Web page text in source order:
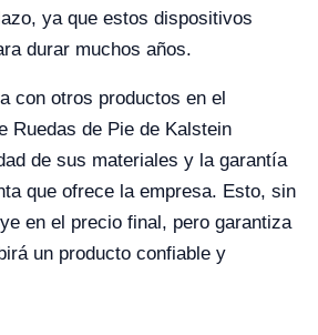
ya que estos dispositivos
durar muchos años.
con otros productos en el
Ruedas de Pie de Kalstein
de sus materiales y la garantía
que ofrece la empresa. Esto, sin
en el precio final, pero garantiza
un producto confiable y